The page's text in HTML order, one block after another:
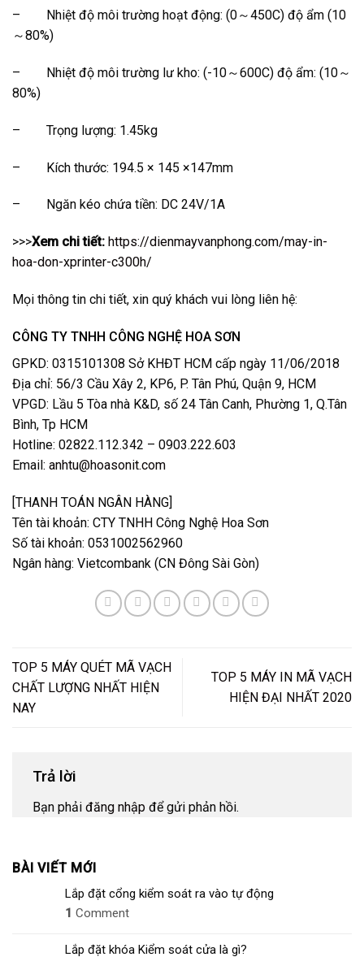
– Nhiệt độ môi trường hoạt động: (0～450C) độ ẩm (10
～80%)
– Nhiệt độ môi trường lư kho: (-10～600C) độ ẩm: (10～
80%)
– Trọng lượng: 1.45kg
– Kích thước: 194.5 × 145 ×147mm
– Ngăn kéo chứa tiền: DC 24V/1A
>>>Xem chi tiết: https://dienmayvanphong.com/may-in-
hoa-don-xprinter-c300h/
Mọi thông tin chi tiết, xin quý khách vui lòng liên hệ:
CÔNG TY TNHH CÔNG NGHỆ HOA SƠN
GPKD: 0315101308 Sở KHĐT HCM cấp ngày 11/06/2018
Địa chỉ: 56/3 Cầu Xây 2, KP6, P. Tân Phú, Quận 9, HCM
VPGD: Lầu 5 Tòa nhà K&D, số 24 Tân Canh, Phường 1, Q.Tân
Bình, Tp HCM
Hotline: 02822.112.342 – 0903.222.603
Email: anhtu@hoasonit.com
[THANH TOÁN NGÂN HÀNG]
Tên tài khoản: CTY TNHH Công Nghệ Hoa Sơn
Số tài khoản: 0531002562960
Ngân hàng: Vietcombank (CN Đông Sài Gòn)
TOP 5 MÁY QUÉT MÃ VẠCH
CHẤT LƯỢNG NHẤT HIỆN
NAY
TOP 5 MÁY IN MÃ VẠCH
HIỆN ĐẠI NHẤT 2020
Trả lời
Bạn phải đăng nhập để gửi phản hồi.
BÀI VIẾT MỚI
Lắp đặt cổng kiểm soát ra vào tự động
1 Comment
Lắp đặt khóa Kiểm soát cửa là gì?